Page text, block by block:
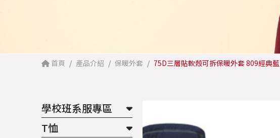
首頁 產品介紹 保暖外套 75D三層貼軟殼可拆保暖外套 809經典藍
學校班系服專區
T恤